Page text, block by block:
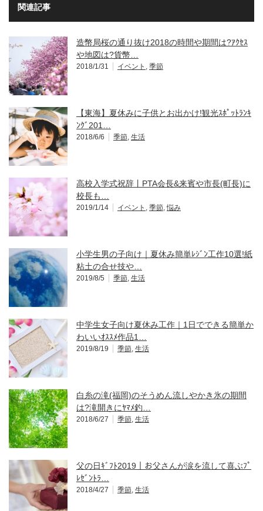
関連記事
造幣局桜の通り抜け2018の時間や期間は?ｱｸｾｽ
や地図は?貨幣…
2018/1/31 イベント , 季節
【東海】夏休みに子供とお出かけ!観光ｽﾎﾟｯﾄﾗﾝｷ
ﾝｸﾞ201…
2018/6/6 季節, 生活
高校入学式祝辞丨PTA会長&来賓や市長(町長)に
校長も…
2019/1/14 イベント , 季節,悩み
小学生男の子向け｜夏休み簡単ﾚｼﾞﾝ工作10選!紙
粘土の合せ技や…
2019/8/5 季節, 生活
中学生女子向け夏休み工作｜1日でできる簡単か
わいいｵｽｽﾒ作品1…
2019/8/19 季節, 生活
白糸の滝(福岡)のそうめん流しやかき氷の期間
は?滝開きにﾔﾏﾒ釣…
2018/6/27 季節, 生活
父の日ｷﾞﾌﾄ2019｜お父さんが涙を流して喜ぶﾌﾟ
ﾚｾﾞﾝﾄﾗ…
2018/4/27 季節, 生活